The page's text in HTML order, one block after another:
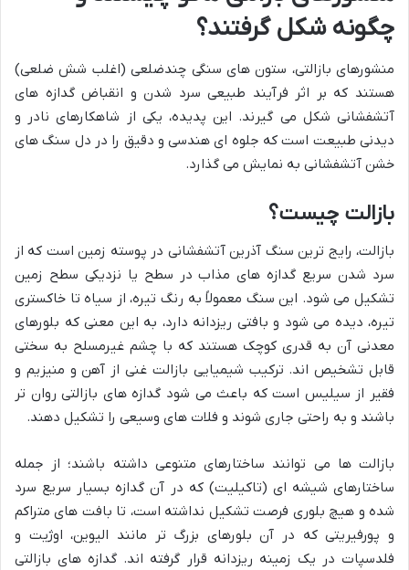
چگونه شکل گرفتند؟
منشورهای بازالتی، ستون های سنگی چندضلعی (اغلب شش ضلعی)
هستند که بر اثر فرآیند طبیعی سرد شدن و انقباض گدازه های
آتشفشانی شکل می گیرند. این پدیده، یکی از شاهکارهای نادر و
دیدنی طبیعت است که جلوه ای هندسی و دقیق را در دل سنگ های
خشن آتشفشانی به نمایش می گذارد.
بازالت چیست؟
بازالت، رایج ترین سنگ آذرین آتشفشانی در پوسته زمین است که از
سرد شدن سریع گدازه های مذاب در سطح یا نزدیکی سطح زمین
تشکیل می شود. این سنگ معمولاً به رنگ تیره، از سیاه تا خاکستری
تیره، دیده می شود و بافتی ریزدانه دارد، به این معنی که بلورهای
معدنی آن به قدری کوچک هستند که با چشم غیرمسلح به سختی
قابل تشخیص اند. ترکیب شیمیایی بازالت غنی از آهن و منیزیم و
فقیر از سیلیس است که باعث می شود گدازه های بازالتی روان تر
باشند و به راحتی جاری شوند و فلات های وسیعی را تشکیل دهند.
بازالت ها می توانند ساختارهای متنوعی داشته باشند؛ از جمله
ساختارهای شیشه ای (تاکیلیت) که در آن گدازه بسیار سریع سرد
شده و هیچ بلوری فرصت تشکیل نداشته است، تا بافت های متراکم
و پورفیریتی که در آن بلورهای بزرگ تر مانند الیوین، اوژیت و
فلدسپات در یک زمینه ریزدانه قرار گرفته اند. گدازه های بازالتی